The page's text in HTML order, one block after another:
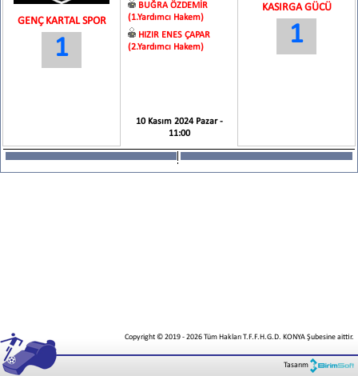
GENÇ KARTAL SPOR
1
BUĞRA ÖZDEMİR
(1.Yardımcı Hakem)
HIZIR ENES ÇAPAR
(2.Yardımcı Hakem)
10 Kasım 2024 Pazar -
11:00
KASIRGA GÜCÜ
1
Copyright © 2019-2026Tüm Hakları T.F.F.H.G.D. KONYA Şubesine aittir.
Tasarım